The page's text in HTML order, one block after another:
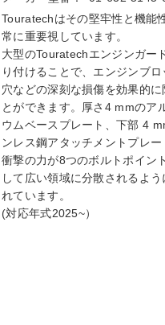
Touratechはその堅牢性と機能
常に重要視しています。
大型のTouratechエンジンガー
り付けることで、エンジンブロ
穴などの深刻な損傷を効果的に
とができます。厚さ4 mmのア
ウムベースプレート、下部 4
ンレス鋼アタッチメントプレー
衝撃の力が8つのボルトポイン
して広い領域に分散されるよう
れています。
(対応年式2025~）